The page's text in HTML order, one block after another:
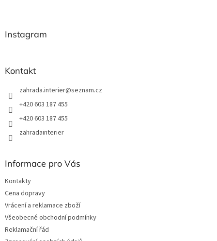
Instagram
Kontakt
zahrada.interier@seznam.cz
+420 603 187 455
+420 603 187 455
zahradainterier
Informace pro Vás
Kontakty
Cena dopravy
Vrácení a reklamace zboží
Všeobecné obchodní podmínky
Reklamační řád